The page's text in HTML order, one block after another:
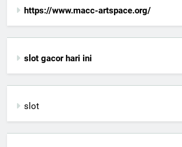
https://www.macc-artspace.org/
slot gacor hari ini
slot